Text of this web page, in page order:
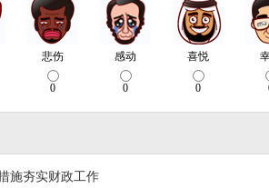
施夯实财政工作